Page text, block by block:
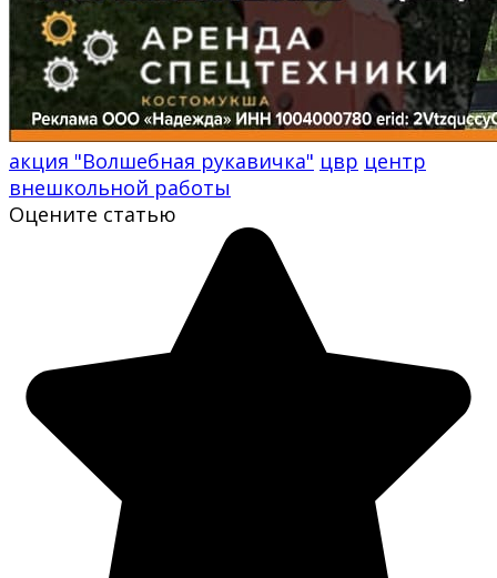
акция "Волшебная рукавичка" цвр центр
внешкольной работы
Оцените статью